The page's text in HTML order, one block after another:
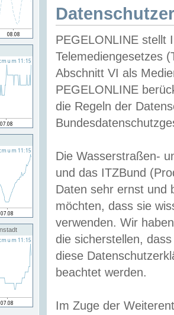
PEGELONLINE stellt
Telemediengesetzes
Abschnitt VI als
PEGELONLINE
die Regeln der
Die Wasserstraßen-
und das ITZBund
Daten sehr ernst und
möchten, dass sie
verwenden. Wir
die sicherstellen,
diese
beachtet werden.
Im Zuge der